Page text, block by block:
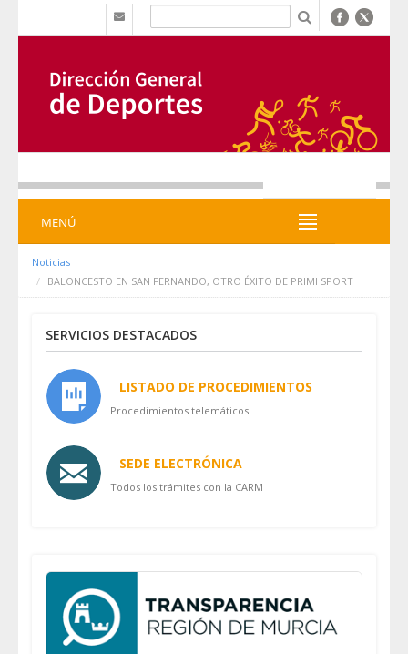
MENÚ
Noticias
BALONCESTO EN SAN FERNANDO, OTRO ÉXITO DE PRIMI SPORT
SERVICIOS DESTACADOS
LISTADO DE PROCEDIMIENTOS
Procedimientos telemáticos
SEDE ELECTRÓNICA
Todos los trámites con la CARM